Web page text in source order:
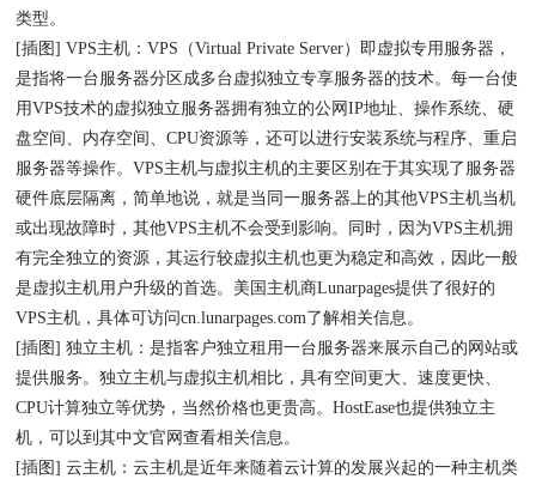
类型。
[插图] VPS主机：VPS（Virtual Private Server）即虚拟专用服务器，
是指将一台服务器分区成多台虚拟独立专享服务器的技术。每一台使
用VPS技术的虚拟独立服务器拥有独立的公网IP地址、操作系统、硬
盘空间、内存空间、CPU资源等，还可以进行安装系统与程序、重启
服务器等操作。VPS主机与虚拟主机的主要区别在于其实现了服务器
硬件底层隔离，简单地说，就是当同一服务器上的其他VPS主机当机
或出现故障时，其他VPS主机不会受到影响。同时，因为VPS主机拥
有完全独立的资源，其运行较虚拟主机也更为稳定和高效，因此一般
是虚拟主机用户升级的首选。美国主机商Lunarpages提供了很好的
VPS主机，具体可访问cn.lunarpages.com了解相关信息。
[插图] 独立主机：是指客户独立租用一台服务器来展示自己的网站或
提供服务。独立主机与虚拟主机相比，具有空间更大、速度更快、
CPU计算独立等优势，当然价格也更贵高。HostEase也提供独立主
机，可以到其中文官网查看相关信息。
[插图] 云主机：云主机是近年来随着云计算的发展兴起的一种主机类